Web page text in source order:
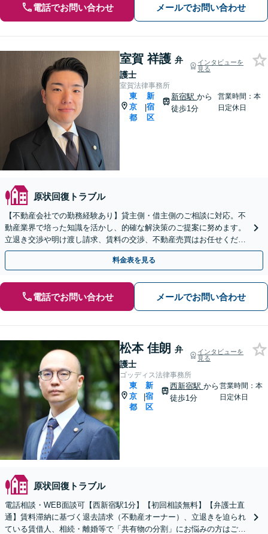
電話でお問い合わせ メールでお問い合わせ
室賀 祥護 弁
護士
インタビューを
見る
室賀法律事務所
東
京
都
|
新
宿
区
新宿駅から
徒歩1分
営業時間：本
日定休日
原状回復トラブル
【不動産会社での勤務経験あり】貸主側・借主側のご相談に対応。不
動産業界で培った知識を活かし、的確な解決策のご提案に努めます。
立退き交渉や明け渡し請求、賃料の交渉、不動産売買はお任せくださ
い【休日・夜間相談対応】【新宿駅1分】
料金表を見る
電話でお問い合わせ メールでお問い合わせ
松本 佳朗 弁
護士
インタビューを
見る
ゴッディス法律事務所
東
京
都
|
新
宿
区
西新宿駅 から
徒歩1分
営業時間：本
日定休日
原状回復トラブル
電話相談・WEB面談可【西新宿駅1分】【初回相談無料】【弁護士直
通】賃料滞納に基づく退去請求（不動産オーナー）、立退きを迫られ
ている賃借人、相続・離婚等で「共有物の分割」にお悩みの方はご相